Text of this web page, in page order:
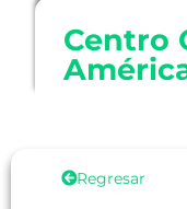
Centro
Regresar